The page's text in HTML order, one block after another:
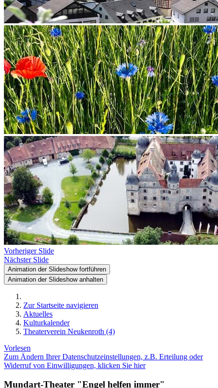
Vorheriger Slide
Nächster Slide
Animation der Slideshow fortführen
Animation der Slideshow anhalten
Zur Startseite navigieren
Aktuelles
Kulturkalender
Theaterverein Neukenroth (4)
Vorlesen
Zum Ändern Ihrer Datenschutzeinstellungen, z.B. Erteilung oder
Widerruf von Einwilligungen, klicken Sie hier
Mundart-Theater "Engel helfen immer"